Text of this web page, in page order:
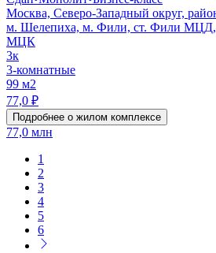
Москва, Северо-Западный округ,
м. Шелепиха, м. Фили, ст. Фили
МЦК
3к
3-комнатные
99 м2
77,0 ₽
Подробнее о жилом комплексе
77,0 млн
1
2
3
4
5
6